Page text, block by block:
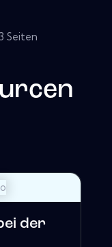
Seiten
der